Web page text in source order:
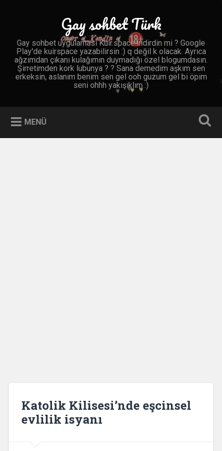
Gay sohbet Türk
Gay sohbet uygulaması Kuir.space indirdin mi ? Google
Play'de kuirspace yazabilirsin :) q değil k olacak. Ayrıca
ağzımdan çıkanı kulağımın duymadığı özel blogumdasın.
Şirretimden kork lubunya ? ? Sana demedim aşkım sen
erkeksin, aslanım benim sen gel ooh guzum gel bi öpim
seni ohhh yakışıklım :)
MENÜ
Katolik Kilisesi’nde eşcinsel
evlilik isyanı